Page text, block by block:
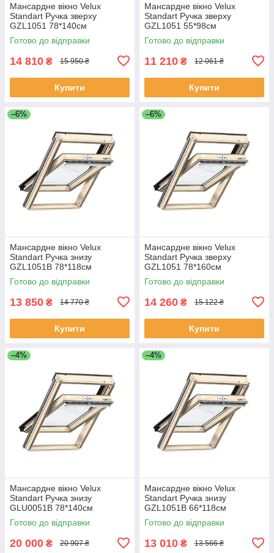
Мансардне вікно Velux
Standart Ручка зверху
GZL1051 78*140см
Готово до відправки
14 810 ₴ 15 950 ₴
Купити
Мансардне вікно Velux
Standart Ручка зверху
GZL1051 55*98см
Готово до відправки
11 210 ₴ 12 061 ₴
Купити
–6%
Мансардне вікно Velux
Standart Ручка знизу
GZL1051B 78*118см
Готово до відправки
13 850 ₴ 14 770 ₴
Купити
–6%
Мансардне вікно Velux
Standart Ручка зверху
GZL1051 78*160см
Готово до відправки
14 260 ₴ 15 122 ₴
Купити
–4%
Мансардне вікно Velux
Standart Ручка знизу
GLU0051B 78*140см
Готово до відправки
20 000 ₴ 20 907 ₴
–4%
Мансардне вікно Velux
Standart Ручка знизу
GZL1051B 66*118см
Готово до відправки
13 010 ₴ 13 566 ₴